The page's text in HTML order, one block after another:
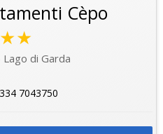
Cèpo
di Garda
7043750